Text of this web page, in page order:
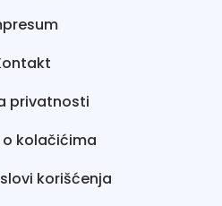
privatnosti
o kolačićima
korišćenja